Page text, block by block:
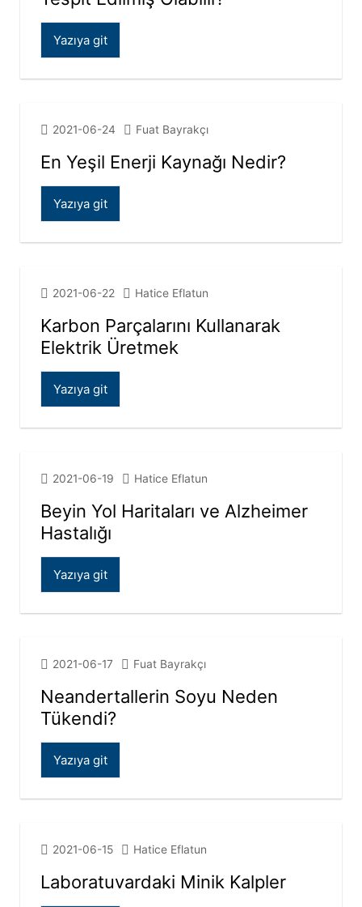
Yazıya git
2021-06-24 Fuat Bayrakçı
En Yeşil Enerji Kaynağı Nedir?
Yazıya git
2021-06-22 Hatice Eflatun
Karbon Parçalarını Kullanarak
Elektrik Üretmek
Yazıya git
2021-06-19 Hatice Eflatun
Beyin Yol Haritaları ve Alzheimer
Hastalığı
Yazıya git
2021-06-17 Fuat Bayrakçı
Neandertallerin Soyu Neden
Tükendi?
Yazıya git
2021-06-15 Hatice Eflatun
Laboratuvardaki Minik Kalpler